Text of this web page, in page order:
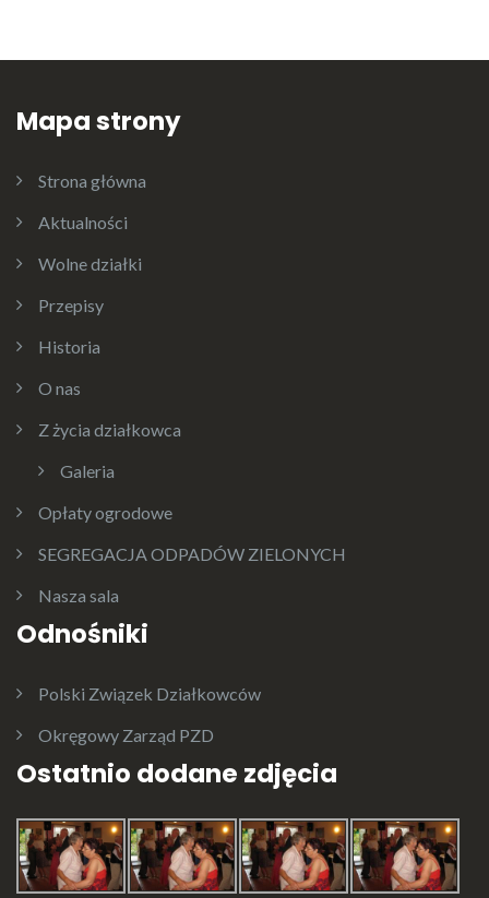
Mapa strony
Strona główna
Aktualności
Wolne działki
Przepisy
Historia
O nas
Z życia działkowca
Galeria
Opłaty ogrodowe
SEGREGACJA ODPADÓW ZIELONYCH
Nasza sala
Odnośniki
Polski Związek Działkowców
Okręgowy Zarząd PZD
Ostatnio dodane zdjęcia